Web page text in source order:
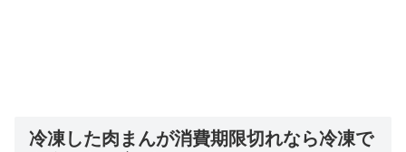
冷凍した肉まんが消費期限切れなら冷凍で